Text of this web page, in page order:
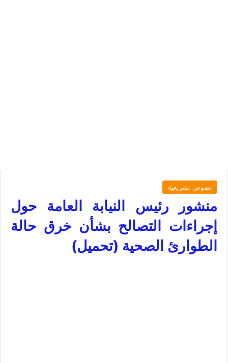
نصوص تشريعية
منشور رئيس النيابة العامة حول
إجراءات التصالح بشأن خرق حالة
الطوارئ الصحية (تحميل)